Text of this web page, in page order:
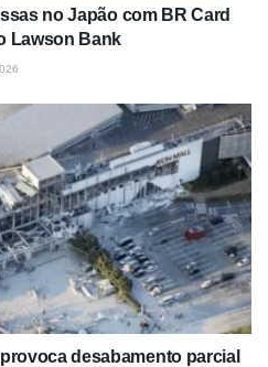
no Japão com BR Card
Lawson Bank
desabamento parcial